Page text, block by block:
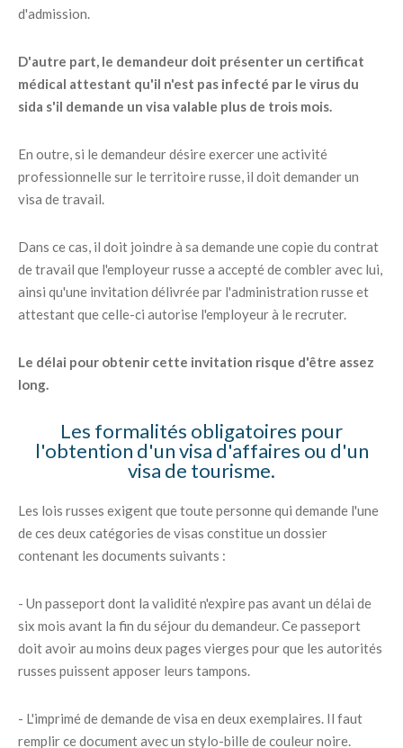
d'admission.
D'autre part, le demandeur doit présenter un certificat
médical attestant qu'il n'est pas infecté par le virus du
sida s'il demande un visa valable plus de trois mois.
En outre, si le demandeur désire exercer une activité
professionnelle sur le territoire russe, il doit demander un
visa de travail.
Dans ce cas, il doit joindre à sa demande une copie du contrat
de travail que l'employeur russe a accepté de combler avec lui,
ainsi qu'une invitation délivrée par l'administration russe et
attestant que celle-ci autorise l'employeur à le recruter.
Le délai pour obtenir cette invitation risque d'être assez
long.
Les formalités obligatoires pour
l'obtention d'un visa d'affaires ou d'un
visa de tourisme.
Les lois russes exigent que toute personne qui demande l'une
de ces deux catégories de visas constitue un dossier
contenant les documents suivants :
- Un passeport dont la validité n'expire pas avant un délai de
six mois avant la fin du séjour du demandeur. Ce passeport
doit avoir au moins deux pages vierges pour que les autorités
russes puissent apposer leurs tampons.
- L'imprimé de demande de visa en deux exemplaires. Il faut
remplir ce document avec un stylo-bille de couleur noire.